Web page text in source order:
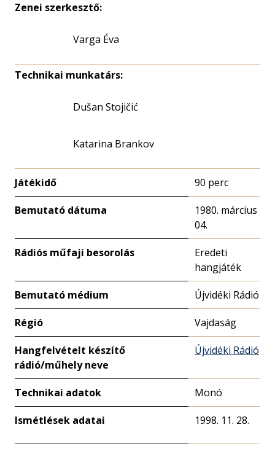
Zenei szerkesztő:
Varga Éva
Technikai munkatárs:
Dušan Stojičić
Katarina Brankov
Játékidő 90 perc
Bemutató dátuma
1980. március
04.
Rádiós műfaji besorolás
Eredeti
hangjáték
Bemutató médium Újvidéki Rádió
Régió Vajdaság
Hangfelvételt készítő
rádió/műhely neve
Újvidéki Rádió
Technikai adatok Monó
Ismétlések adatai 1998. 11. 28.